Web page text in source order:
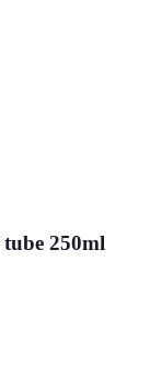
250ml